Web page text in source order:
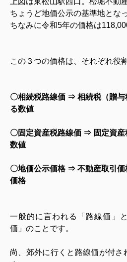
ちょうど地価公示の基準地とな
ちなみに令和5年の価格は
この３つの価格は、それぞれ役
〇相続税路線価 ⇒ 相続税（贈
る数値
〇固定資産税路線価 ⇒ 固定資
数値
〇地価公示価格 ⇒ 不動産取引
価格
一般的に言われる「路線価」
価」のことです。
尚、郊外に行くと路線価が付さ